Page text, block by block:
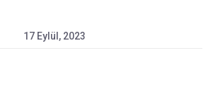
17 Eylül, 2023